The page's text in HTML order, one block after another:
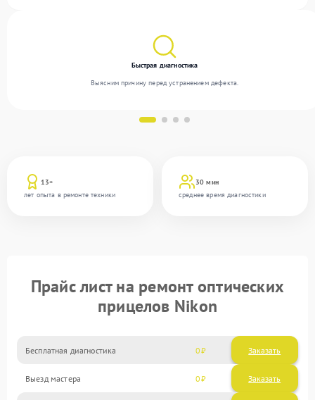
13+
лет опыта в ремонте техники
30 мин
среднее время диагностики
Быстрая диагностика
Выясним причину перед устранением дефекта.
Прайс лист на ремонт оптических
прицелов Nikon
Бесплатная диагностика 0 Заказать
Выезд мастера 0 Заказать